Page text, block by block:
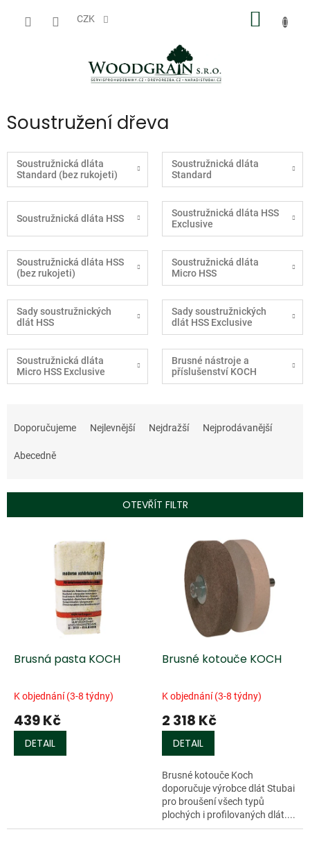
CZK
Soustružení dřeva
Soustružnická dláta
Standard (bez rukojeti)
Soustružnická dláta
Standard
Soustružnická dláta HSS
Soustružnická dláta HSS
Exclusive
Soustružnická dláta HSS
(bez rukojeti)
Soustružnická dláta
Micro HSS
Sady soustružnických
dlát HSS
Sady soustružnických
dlát HSS Exclusive
Soustružnická dláta
Micro HSS Exclusive
Brusné nástroje a
příslušenství KOCH
a
e
í
r
Doporučujeme Nejlevnější Nejdražší Nejprodávanější
Abecedně
OTEVŘÍT FILTR
dBrusná pasta KOCH
K objednání (3-8 týdny)
439 Kč
DETAIL
Brusné kotouče KOCH
K objednání (3-8 týdny)
2 318 Kč
DETAIL
Brusné kotouče Koch
doporučuje výrobce dlát Stubai
pro broušení všech typů
plochých i profilovaných dlát....